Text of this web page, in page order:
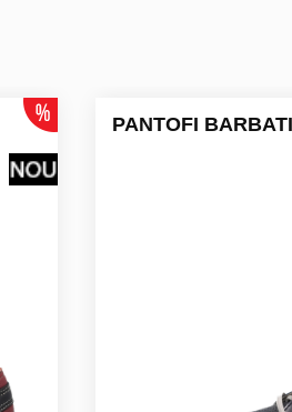
PANTOFI